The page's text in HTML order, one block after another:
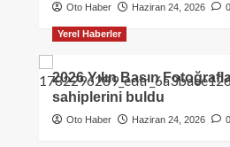
Oto Haber Haziran 24, 2026 0
Yerel Haberler
2026 Yılın Basın
sahiplerini buldu
Oto Haber Haziran 24, 2026 0